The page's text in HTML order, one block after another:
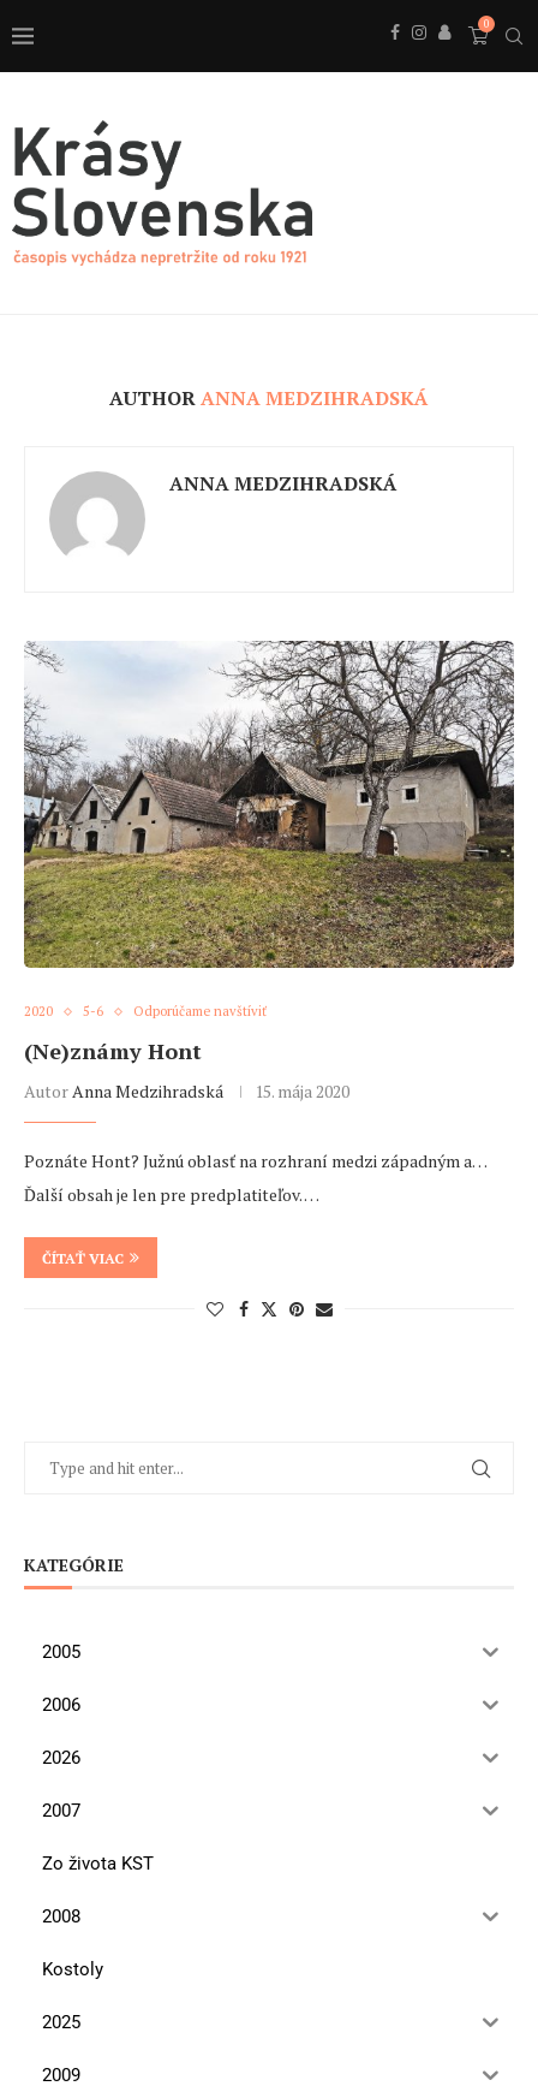
0
AUTHORANNA MEDZIHRADSKÁ
ANNA MEDZIHRADSKÁ
2020 5-6 Odporúčame navštíviť
(Ne)známy Hont
AutorAnna Medzihradská 15. mája 2020
Poznáte Hont? Južnú oblasť na rozhraní medzi západným a…
Ďalší obsah je len pre predplatiteľov. …
ČÍTAŤ VIAC
KATEGÓRIE
2005
2006
2026
2007
Zo života KST
2008
Kostoly
2025
2009